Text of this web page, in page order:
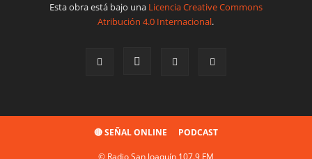
Esta obra está bajo una Licencia Creative Commons
Atribución 4.0 Internacional.
🔴 SEÑAL ONLINE PODCAST